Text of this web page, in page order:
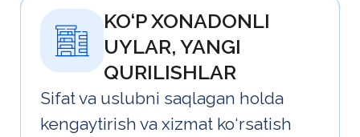
VA KOTTEJLAR
Kundalik foydalanishda barqaror
ishlashni ta’minlaydigan santexnika
kerak